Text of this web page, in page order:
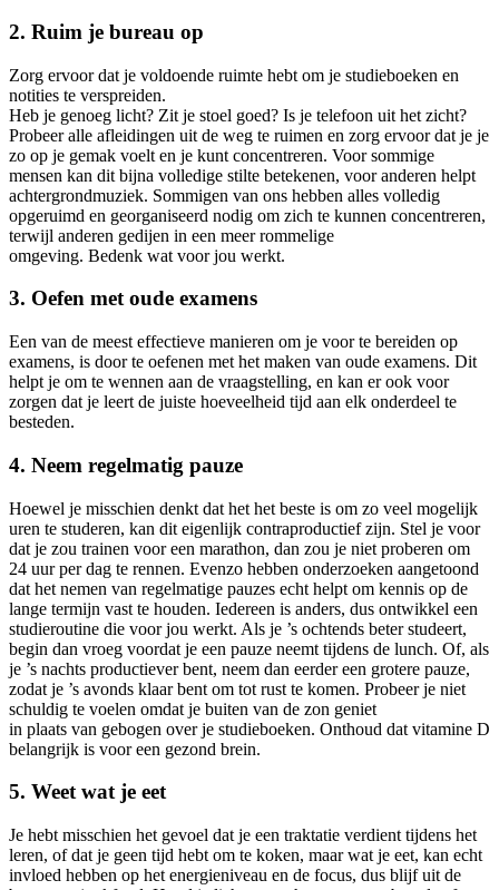
2. Ruim je bureau op
Zorg ervoor dat je voldoende ruimte hebt om je studieboeken en
notities te verspreiden.
Heb je genoeg licht? Zit je stoel goed? Is je telefoon uit het zicht?
Probeer alle afleidingen uit de weg te ruimen en zorg ervoor dat je je
zo op je gemak voelt en je kunt concentreren. Voor sommige
mensen kan dit bijna volledige stilte betekenen, voor anderen helpt
achtergrondmuziek. Sommigen van ons hebben alles volledig
opgeruimd en georganiseerd nodig om zich te kunnen concentreren,
terwijl anderen gedijen in een meer rommelige
omgeving. Bedenk wat voor jou werkt.
3. Oefen met oude examens
Een van de meest effectieve manieren om je voor te bereiden op
examens, is door te oefenen met het maken van oude examens. Dit
helpt je om te wennen aan de vraagstelling, en kan er ook voor
zorgen dat je leert de juiste hoeveelheid tijd aan elk onderdeel te
besteden.
4. Neem regelmatig pauze
Hoewel je misschien denkt dat het het beste is om zo veel mogelijk
uren te studeren, kan dit eigenlijk contraproductief zijn. Stel je voor
dat je zou trainen voor een marathon, dan zou je niet proberen om
24 uur per dag te rennen. Evenzo hebben onderzoeken aangetoond
dat het nemen van regelmatige pauzes echt helpt om kennis op de
lange termijn vast te houden. Iedereen is anders, dus ontwikkel een
studieroutine die voor jou werkt. Als je ’s ochtends beter studeert,
begin dan vroeg voordat je een pauze neemt tijdens de lunch. Of, als
je ’s nachts productiever bent, neem dan eerder een grotere pauze,
zodat je ’s avonds klaar bent om tot rust te komen. Probeer je niet
schuldig te voelen omdat je buiten van de zon geniet
in plaats van gebogen over je studieboeken. Onthoud dat vitamine D
belangrijk is voor een gezond brein.
5. Weet wat je eet
Je hebt misschien het gevoel dat je een traktatie verdient tijdens het
leren, of dat je geen tijd hebt om te koken, maar wat je eet, kan echt
invloed hebben op het energieniveau en de focus, dus blijf uit de